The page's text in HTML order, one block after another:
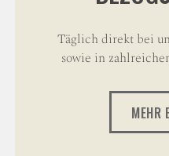
Täglich direkt bei
sowie in
MEHR